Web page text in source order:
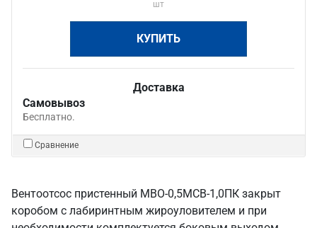
шт
КУПИТЬ
Доставка
Самовывоз
Бесплатно.
Сравнение
Вентоотсос пристенный МВО-0,5МСВ-1,0ПК закрыт
коробом с лабиринтным жироуловителем и при